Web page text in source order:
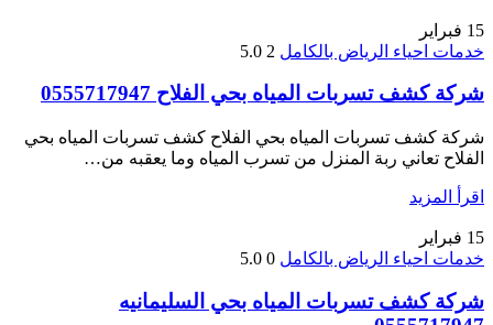
15 فبراير
خدمات احياء الرياض بالكامل 2
5.0
شركة كشف تسربات المياه بحي الفلاح 0555717947
شركة كشف تسربات المياه بحي الفلاح كشف تسربات المياه بحي
الفلاح تعاني ربة المنزل من تسرب المياه وما يعقبه من…
اقرأ المزيد
15 فبراير
خدمات احياء الرياض بالكامل 0
5.0
شركة كشف تسربات المياه بحي السليمانيه